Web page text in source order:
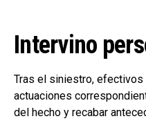
Intervino
Tras el siniestro,
actuaciones
del hecho y recabar